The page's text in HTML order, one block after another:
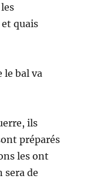
et quais
le bal va
ils
préparés
les ont
de